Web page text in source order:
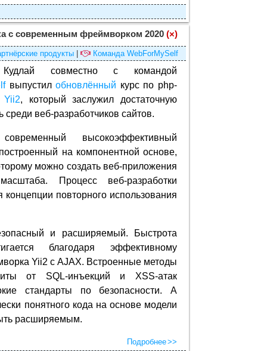
с современным фреймворком 2020 (×)
продукты Команда WebForMySelf
совместно с командой
выпустилобновлённый курс по php-
Yii2, который заслужил достаточную
среди веб-разработчиков сайтов.
высокоэффективный
на компонентной основе,
можно создать веб-приложения
Процесс веб-разработки
концепции повторного использования
и расширяемый. Быстрота
благодаря эффективному
Yii2 с AJAX. Встроенные методы
от SQL-инъекций и XSS-атак
стандарты по безопасности. А
понятного кода на основе модели
расширяемым.
Подробнее